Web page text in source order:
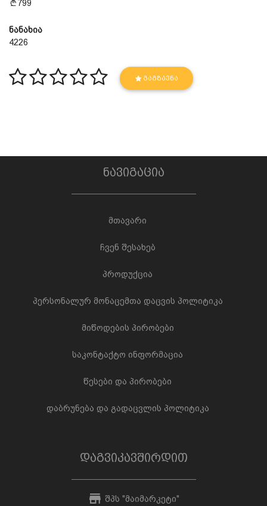
799
ნანახია
4226
ᲒᲐᲒᲖᲐᲕᲜᲐ
ნავიგაცია
მთავარი
ჩვენ შესახებ
პროდუქცია
პერსონალურ მონაცემთა დაცვის პოლიტიკა
მიწოდების პირობები
საკონტაქტო ინფორმაცია
წესები და პირობები
დაბრუნება და გადაცვლის პოლიტიკა
დაგვიკავშირდით
შპს "მაიმარკეტი"